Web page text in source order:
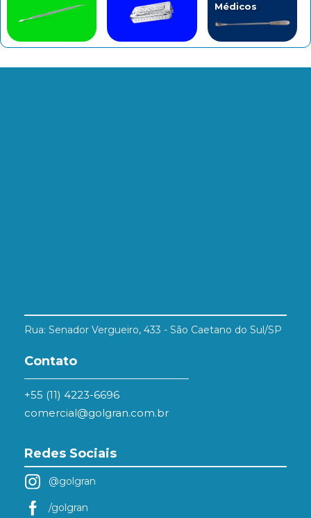
Médicos
Rua: Senador Vergueiro, 433 - São Caetano do Sul/SP
Contato
+55 (11) 4223-6696
comercial@golgran.com.br
Redes Sociais
@golgran
/golgran